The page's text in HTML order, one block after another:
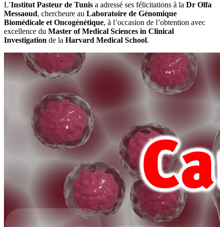
L’Institut Pasteur de Tunis a adressé ses félicitations à la Dr Olfa
Messaoud, chercheure au Laboratoire de Génomique
Biomédicale et Oncogénétique, à l’occasion de l’obtention avec
excellence du Master of Medical Sciences in Clinical
Investigation de la Harvard Medical School.